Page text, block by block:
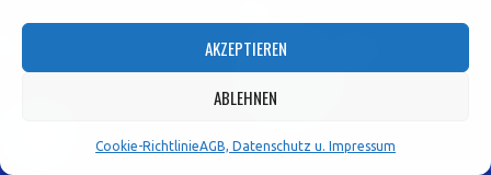
AKZEPTIEREN
ABLEHNEN
Cookie-RichtlinieAGB, Datenschutz u. Impressum